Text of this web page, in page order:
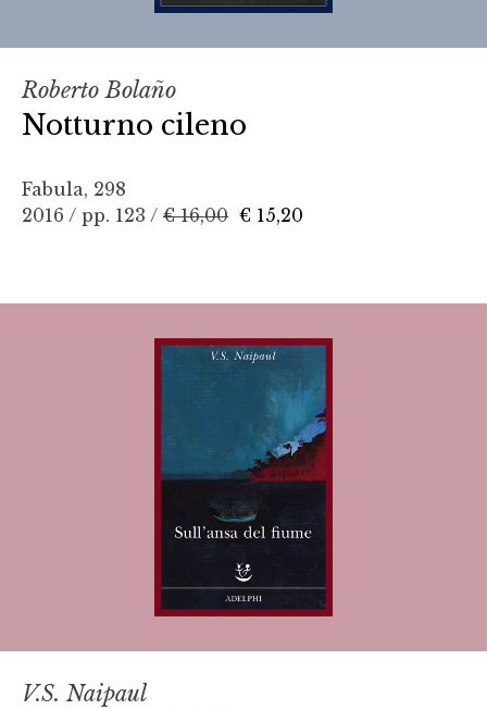
Roberto Bolaño
Notturno cileno
Fabula, 298
2016 / pp. 123 / € 16,00 € 15,20
V.S. Naipaul